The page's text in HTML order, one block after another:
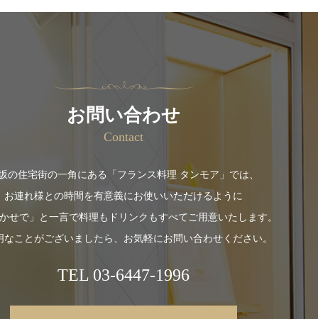
お問い合わせ
Contact
の住宅街の一角にある「フランス料理 タンモア」では、
お連れ様との時間を有意義にお使いいただけるように
かせで」と一言で料理もドリンクもすべてご用意いたします。
なことがございましたら、お気軽にお問い合わせください。
TEL 03-6447-1996